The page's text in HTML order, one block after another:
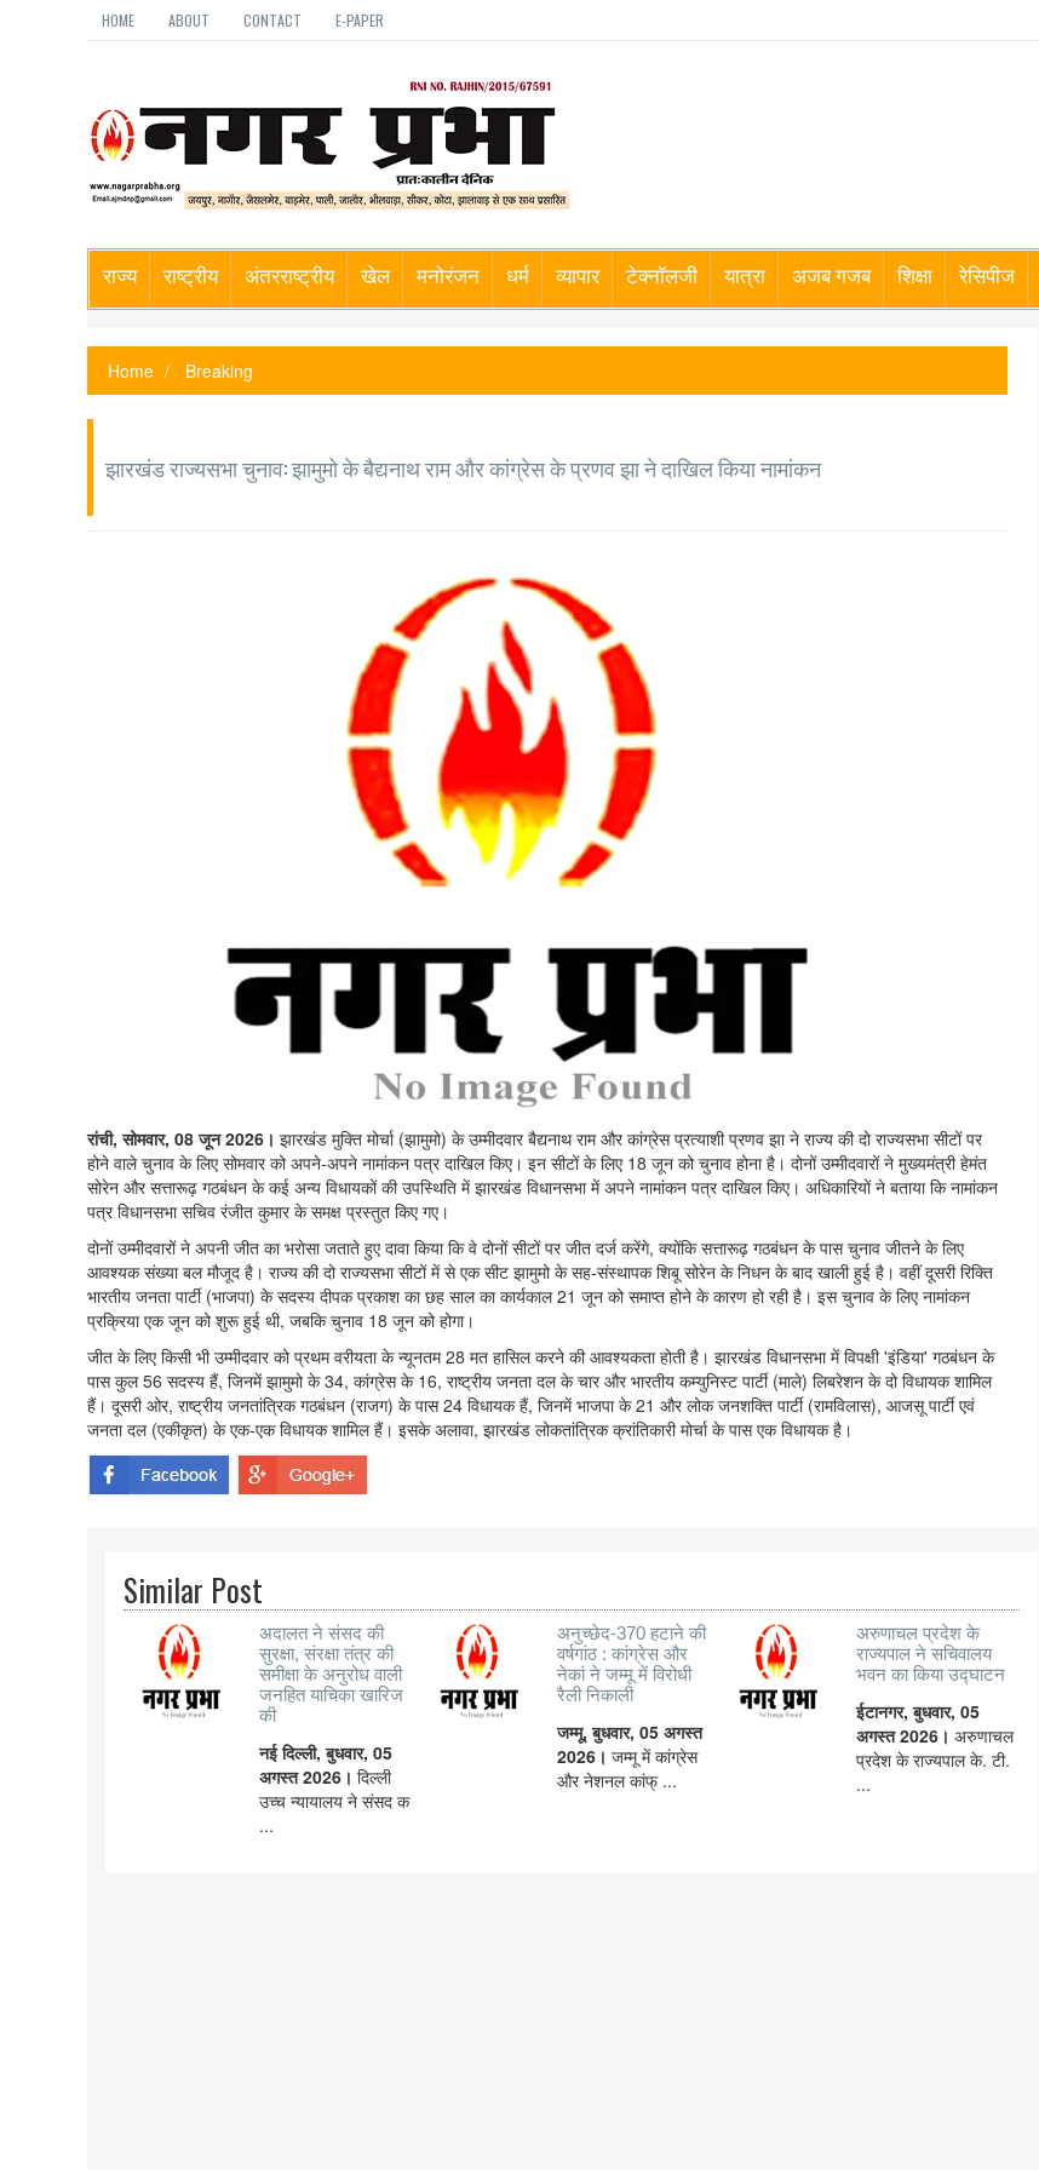
HOME ABOUT CONTACT E-PAPER
राज्य राष्ट्रीय अंतरराष्ट्रीय खेल मनोरंजन धर्म व्यापार टेक्नॉलजी यात्रा अजब गजब शिक्षा रेसिपीज
Home Breaking
झारखंड राज्यसभा चुनाव: झामुमो के बैद्यनाथ राम और कांग्रेस के प्रणव झा ने दाखिल किया नामांकन
रांची, सोमवार, 08 जून 2026। झारखंड मुक्ति मोर्चा (झामुमो) के उम्मीदवार बैद्यनाथ राम और कांग्रेस प्रत्याशी प्रणव झा ने राज्य की दो राज्यसभा सीटों पर
होने वाले चुनाव के लिए सोमवार को अपने-अपने नामांकन पत्र दाखिल किए। इन सीटों के लिए 18 जून को चुनाव होना है। दोनों उम्मीदवारों ने मुख्यमंत्री हेमंत
सोरेन और सत्तारूढ़ गठबंधन के कई अन्य विधायकों की उपस्थिति में झारखंड विधानसभा में अपने नामांकन पत्र दाखिल किए। अधिकारियों ने बताया कि नामांकन
पत्र विधानसभा सचिव रंजीत कुमार के समक्ष प्रस्तुत किए गए।
दोनों उम्मीदवारों ने अपनी जीत का भरोसा जताते हुए दावा किया कि वे दोनों सीटों पर जीत दर्ज करेंगे, क्योंकि सत्तारूढ़ गठबंधन के पास चुनाव जीतने के लिए
आवश्यक संख्या बल मौजूद है। राज्य की दो राज्यसभा सीटों में से एक सीट झामुमो के सह-संस्थापक शिबू सोरेन के निधन के बाद खाली हुई है। वहीं दूसरी रिक्ति
भारतीय जनता पार्टी (भाजपा) के सदस्य दीपक प्रकाश का छह साल का कार्यकाल 21 जून को समाप्त होने के कारण हो रही है। इस चुनाव के लिए नामांकन
प्रक्रिया एक जून को शुरू हुई थी, जबकि चुनाव 18 जून को होगा।
जीत के लिए किसी भी उम्मीदवार को प्रथम वरीयता के न्यूनतम 28 मत हासिल करने की आवश्यकता होती है। झारखंड विधानसभा में विपक्षी 'इंडिया' गठबंधन के
पास कुल 56 सदस्य हैं, जिनमें झामुमो के 34, कांग्रेस के 16, राष्ट्रीय जनता दल के चार और भारतीय कम्युनिस्ट पार्टी (माले) लिबरेशन के दो विधायक शामिल
हैं। दूसरी ओर, राष्ट्रीय जनतांत्रिक गठबंधन (राजग) के पास 24 विधायक हैं, जिनमें भाजपा के 21 और लोक जनशक्ति पार्टी (रामविलास), आजसू पार्टी एवं
जनता दल (एकीकृत) के एक-एक विधायक शामिल हैं। इसके अलावा, झारखंड लोकतांत्रिक क्रांतिकारी मोर्चा के पास एक विधायक है।
Similar Post
अदालत ने संसद की
सुरक्षा, संरक्षा तंत्र की
समीक्षा के अनुरोध वाली
जनहित याचिका खारिज
की
नई दिल्ली, बुधवार, 05
अगस्त 2026। दिल्ली
उच्च न्यायालय ने संसद क
...
अनुच्छेद-370 हटाने की
वर्षगांठ : कांग्रेस और
नेकां ने जम्मू में विरोधी
रैली निकाली
जम्मू, बुधवार, 05 अगस्त
2026।जम्मू में कांग्रेस
और नेशनल कांफ् ...
अरुणाचल प्रदेश के
राज्यपाल ने सचिवालय
भवन का किया उद्घाटन
ईटानगर, बुधवार, 05
अगस्त 2026। अरुणाचल
प्रदेश के राज्यपाल के. टी.
...